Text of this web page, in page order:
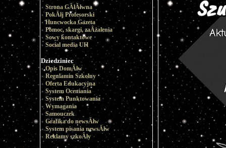
Strona GÂłĂłwna
PokĂłj Profesorski
Huncwocka Gazeta
Pomoc, skargi, zaÂżalenia
Sowy kontaktowe
Social media UH
Dziedziniec
Opis DomĂłw
Regulamin Szkolny
Oferta Edukacyjna
System Oceniania
System Punktowania
Wymagania
Samouczek
Grafika do newsĂłw
System pisania newsĂłw
Reklamy szkoÂły